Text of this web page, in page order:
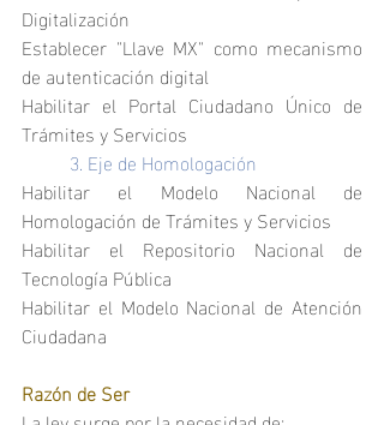
Digitalización
Establecer "Llave MX" como mecanismo
de autenticación digital
Habilitar el Portal Ciudadano Único de
Trámites y Servicios
	3. Eje de Homologación
Habilitar el Modelo Nacional de
Homologación de Trámites y Servicios
Habilitar el Repositorio Nacional de
Tecnología Pública
Habilitar el Modelo Nacional de Atención
Ciudadana
Razón de Ser